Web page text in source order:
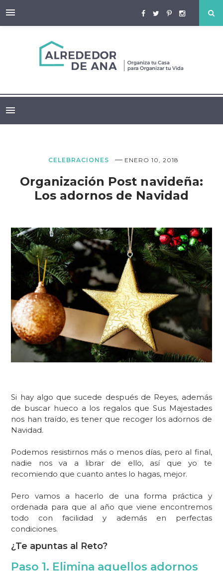
CELEBRACIONES — ENERO 10, 2018
Organización Post navideña:
Los adornos de Navidad
Si hay algo que sucede después de Reyes, además
de buscar hueco a los regalos que Sus Majestades
nos han traído, es tener que recoger los adornos de
Navidad.
Podemos resistirnos más o menos días, pero al final,
nadie nos va a librar de ello, así que yo te
recomiendo que cuanto antes lo hagas, mejor.
Pero vamos a hacerlo de una forma práctica y
ordenada para que al año que viene encontremos
todo con facilidad y además en perfectas
condiciones.
¿Te apuntas al Reto?
Paso 1. Elimina aquellos adornos